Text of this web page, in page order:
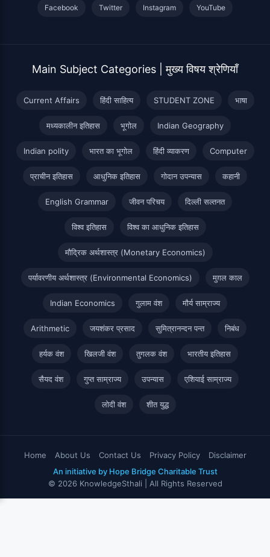
Facebook Twitter Instagram YouTube
Main Subject Categories | मुख्य विषय श्रेणियाँ
Current Affairs हिंदी साहित्य STUDENT ZONE भाषा
मध्यकालीन इतिहास भूगोल Indian Geography
Indian polity भारत का भूगोल हिंदी व्याकरण Computer
प्राचीन इतिहास आधुनिक इतिहास गोदान उपन्यास कहानी
English Grammar जीवन परिचय दिल्ली सल्तनत
विश्व इतिहास विश्व का आधुनिक इतिहास
मौद्रिक अर्थशास्त्र (Monetary Economics)
पर्यावरणीय अर्थशास्त्र (Environmental Economics) मुग़ल काल
Indian Economics गुलाम वंश मौर्य साम्राज्य
Arithmetic जयशंकर प्रसाद सुमित्रानन्दन पन्त निबंध
हर्यक वंश खिलजी वंश तुगलक वंश भारतीय इतिहास
सैयद वंश गुप्त साम्राज्य उपन्यास एशियाई साम्राज्य
लोदी वंश शीत युद्ध
Home About Us Contact Us Privacy Policy
Disclaimer
An initiative by Hope Bridge Charitable Trust
© 2026 KnowledgeSthali | All Rights Reserved